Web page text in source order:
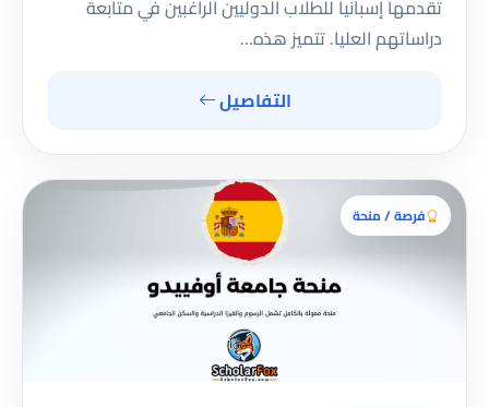
تقدمها إسبانيا للطلاب الدوليين الراغبين في متابعة
دراساتهم العليا. تتميز هذه…
التفاصيل
فرصة / منحة